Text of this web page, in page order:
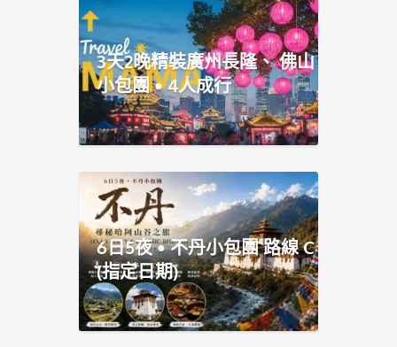
3天2晚精裝廣州長隆、 佛山
小包團 • 4人成行
6日5夜 • 不丹小包團 路線 C
(指定日期)